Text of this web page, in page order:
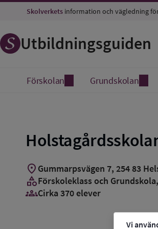
Vi
Skolverkets information och vägledning
Utbildningsguiden
Förskolan Grundskolan
Spara
location_on Gummarpsvägen 7, 254 83
categoryFörskoleklass och Grundskola
groups_3Cirka 370 elever